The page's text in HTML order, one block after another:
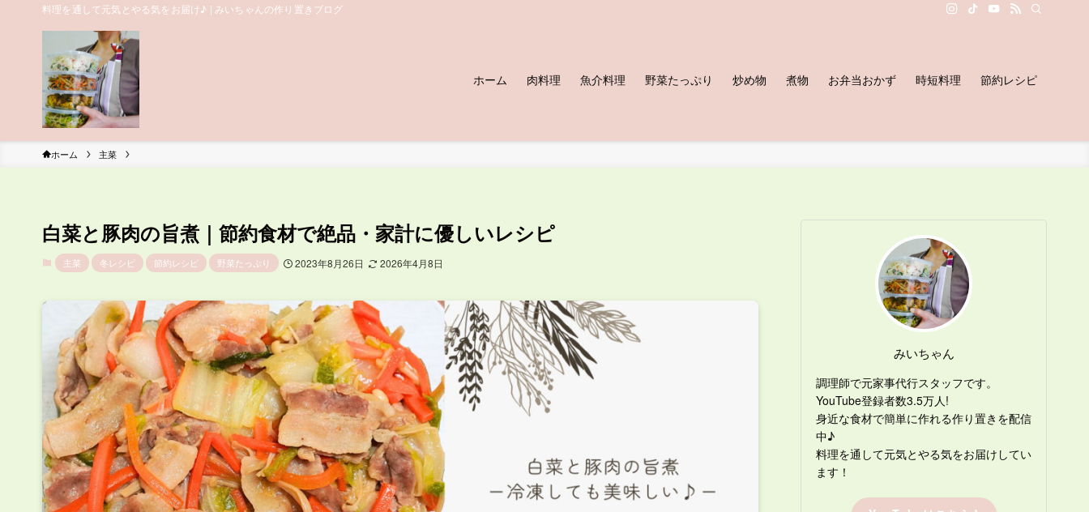
料理を通して元気とやる気をお届け♪ | みいちゃんの作り置きブログ
ホーム 肉料理 魚介料理 野菜たっぷり 炒め物 煮物 お弁当おかず 時短料理 節約レシピ
ホーム 主菜
白菜と豚肉の旨煮｜節約食材で絶品・家計に優しいレシピ
主菜 冬レシピ 節約レシピ 野菜たっぷり 2023年8月26日 2026年4月8日
みいちゃん
調理師で元家事代行スタッフです。
YouTube登録者数3.5万人!
身近な食材で簡単に作れる作り置きを配信
中♪
料理を通して元気とやる気をお届けしてい
ます！